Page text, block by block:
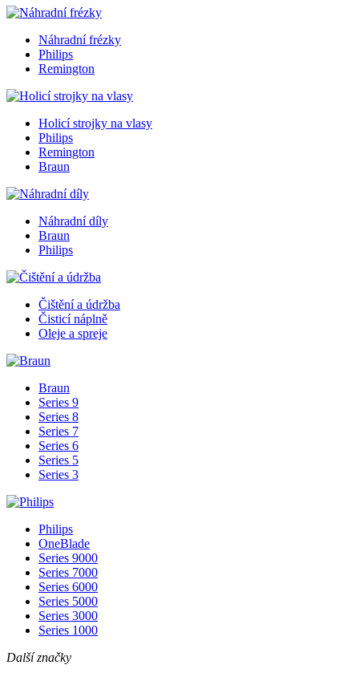
Náhradní frézky
Philips
Remington
Holicí strojky na vlasy
Philips
Remington
Braun
Náhradní díly
Braun
Philips
Čištění a údržba
Čisticí náplně
Oleje a spreje
Braun
Series 9
Series 8
Series 7
Series 6
Series 5
Series 3
Philips
OneBlade
Series 9000
Series 7000
Series 6000
Series 5000
Series 3000
Series 1000
Další značky